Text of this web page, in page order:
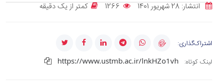
انتشار: 28 شهریور 1401 1266 کمتر از یک دقیقه
اشتراک‌گذاری:
لینک کوتاه:
https://www.ustmb.ac.ir/lnkHZo1vh